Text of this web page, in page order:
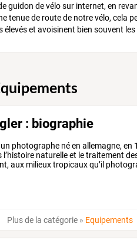
guidon de vélo sur internet, en
tenue de route de notre vélo, cela
et avoisinent bien souvent
: biographie
un photographe néen allemagne, en
l’histoire naturelleet letraitement
aux milieuxtropicauxqu’il
Plus de la catégorie » Equipements